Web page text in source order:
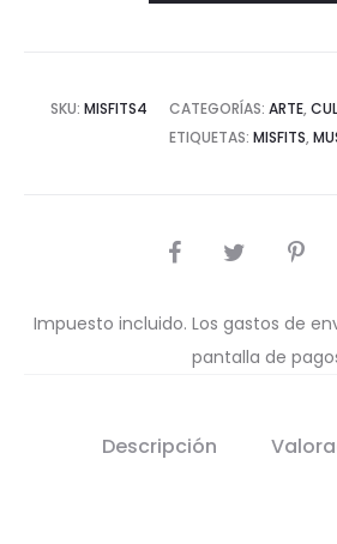
SKU: MISFITS4 CATEGORÍAS: ARTE,
ETIQUETAS: MISFITS,
COMPARTIR
Impuesto incluido. Los gastos de
pantalla de
Descripción